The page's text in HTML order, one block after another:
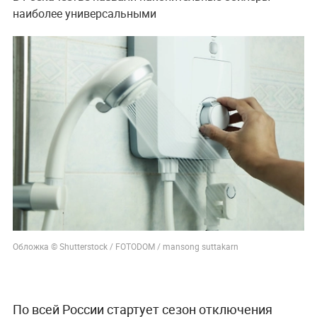
наиболее универсальными
Обложка © Shutterstock / FOTODOM / mansong suttakarn
По всей России стартует сезон отключения